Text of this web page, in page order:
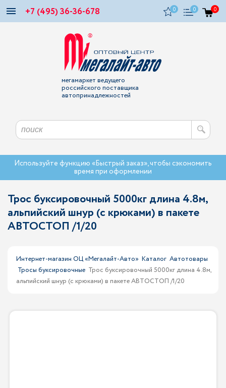
+7 (495) 36-36-678 0 0 0
мегамаркет ведущего
российского поставщика
автопринадлежностей
Используйте функцию «Быстрый заказ», чтобы сэкономить
время при оформлении
Трос буксировочный 5000кг длина 4.8м,
альпийский шнур (с крюками) в пакете
АВТОСТОП /1/20
Интернет-магазин ОЦ «Мегалайт-Авто» Каталог Автотовары
Тросы буксировочные Трос буксировочный 5000кг длина 4.8м,
альпийский шнур (с крюками) в пакете АВТОСТОП /1/20